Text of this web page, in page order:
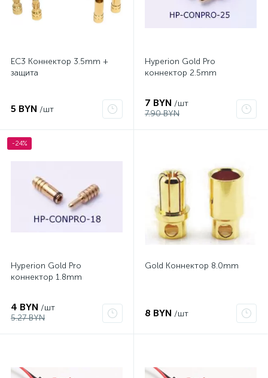
EC3 Коннектор 3.5mm +
защита
5 BYN /шт
Hyperion Gold Pro
коннектор 2.5mm
7 BYN /шт
7.90 BYN
-24%
Hyperion Gold Pro
коннектор 1.8mm
4 BYN /шт
5.27 BYN
Gold Коннектор 8.0mm
8 BYN /шт